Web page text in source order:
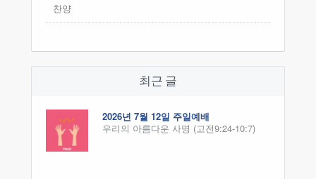
찬양
최근 글
2026년 7월 12일 주일예배
우리의 아름다운 사명 (고전9:24-10:7)